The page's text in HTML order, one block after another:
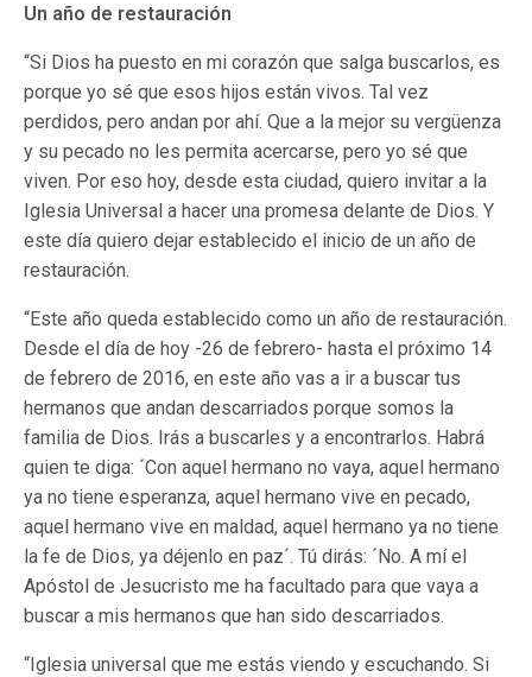
Un año de restauración
“Si Dios ha puesto en mi corazón que salga buscarlos, es
porque yo sé que esos hijos están vivos. Tal vez
perdidos, pero andan por ahí. Que a la mejor su vergüenza
y su pecado no les permita acercarse, pero yo sé que
viven. Por eso hoy, desde esta ciudad, quiero invitar a la
Iglesia Universal a hacer una promesa delante de Dios. Y
este día quiero dejar establecido el inicio de un año de
restauración.
“Este año queda establecido como un año de restauración.
Desde el día de hoy -26 de febrero- hasta el próximo 14
de febrero de 2016, en este año vas a ir a buscar tus
hermanos que andan descarriados porque somos la
familia de Dios. Irás a buscarles y a encontrarlos. Habrá
quien te diga: ´Con aquel hermano no vaya, aquel hermano
ya no tiene esperanza, aquel hermano vive en pecado,
aquel hermano vive en maldad, aquel hermano ya no tiene
la fe de Dios, ya déjenlo en paz´. Tú dirás: ´No. A mí el
Apóstol de Jesucristo me ha facultado para que vaya a
buscar a mis hermanos que han sido descarriados.
“Iglesia universal que me estás viendo y escuchando. Si